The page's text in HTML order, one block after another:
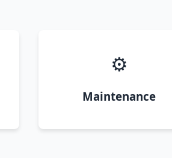
⚙️
Maintenance